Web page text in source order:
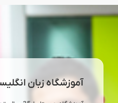
آموزشگاه زبان